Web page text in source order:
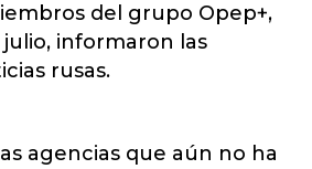
del grupo Opep+,
julio, informaron las
rusas.
agencias que aún no ha